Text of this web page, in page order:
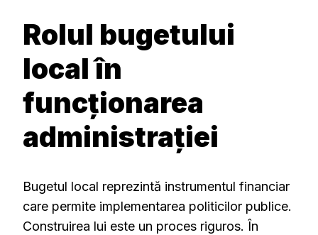
Rolul bugetului
local în
funcționarea
administrației
Bugetul local reprezintă instrumentul financiar
care permite implementarea politicilor publice.
Construirea lui este un proces riguros. În